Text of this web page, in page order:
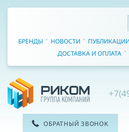
БРЕНДЫ НОВОСТИ ПУБЛИКАЦИИ
ДОСТАВКА И ОПЛАТА
ОБРАТНЫЙ ЗВОНОК